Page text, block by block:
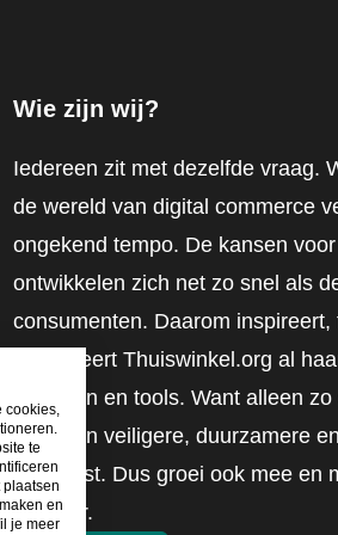
Wie zijn wij?
Iedereen zit met dezelfde vraag.
de wereld van digital commerce
ongekend tempo. De kansen
ontwikkelen zich net zo snel als
consumenten. Daarom inspireert,
mobiliseert Thuiswinkel.org al
inzichten en tools. Want alleen
naar een veiligere, duurzamere
toekomst. Dus groei ook mee en
slimmer.
cookies,
te
plaatsen
en
je meer